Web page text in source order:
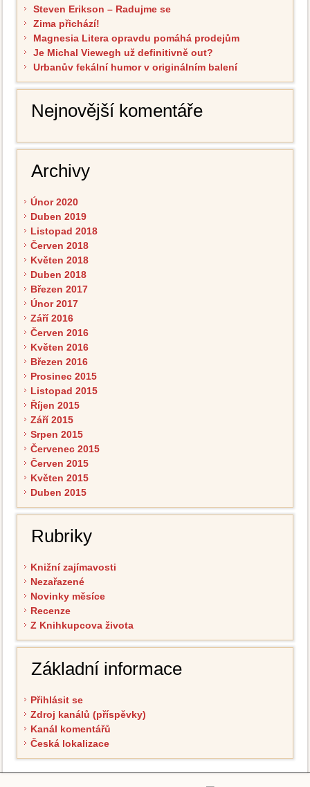
Steven Erikson – Radujme se
Zima přichází!
Magnesia Litera opravdu pomáhá prodejům
Je Michal Viewegh už definitivně out?
Urbanův fekální humor v originálním balení
Nejnovější komentáře
Archivy
Únor 2020
Duben 2019
Listopad 2018
Červen 2018
Květen 2018
Duben 2018
Březen 2017
Únor 2017
Září 2016
Červen 2016
Květen 2016
Březen 2016
Prosinec 2015
Listopad 2015
Říjen 2015
Září 2015
Srpen 2015
Červenec 2015
Červen 2015
Květen 2015
Duben 2015
Rubriky
Knižní zajímavosti
Nezařazené
Novinky měsíce
Recenze
Z Knihkupcova života
Základní informace
Přihlásit se
Zdroj kanálů (příspěvky)
Kanál komentářů
Česká lokalizace